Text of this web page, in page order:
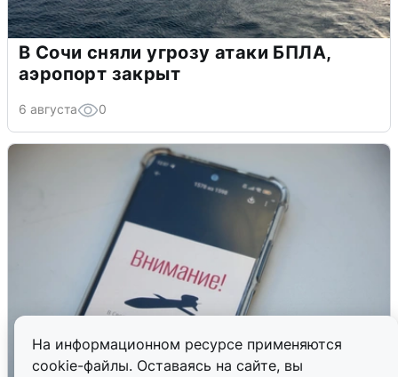
На информационном ресурсе применяются
cookie-файлы. Оставаясь на сайте, вы
В Сочи сняли угрозу атаки БПЛА,
аэропорт закрыт
6 августа 0